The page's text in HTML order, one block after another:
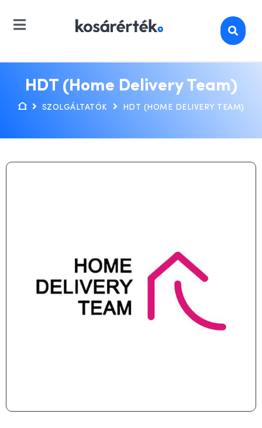
HDT (Home Delivery Team)
SZOLGÁLTATÓK HDT (HOME DELIVERY TEAM)